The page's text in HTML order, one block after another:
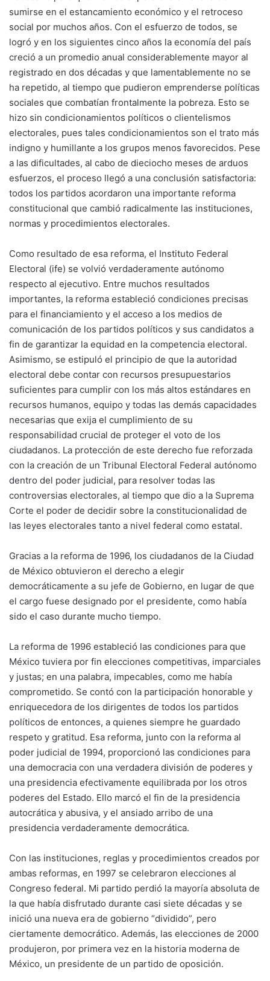
sumirse en el estancamiento económico y el retroceso
social por muchos años. Con el esfuerzo de todos, se
logró y en los siguientes cinco años la economía del país
creció a un promedio anual considerablemente mayor al
registrado en dos décadas y que lamentablemente no se
ha repetido, al tiempo que pudieron emprenderse políticas
sociales que combatían frontalmente la pobreza. Esto se
hizo sin condicionamientos políticos o clientelismos
electorales, pues tales condicionamientos son el trato más
indigno y humillante a los grupos menos favorecidos. Pese
a las dificultades, al cabo de dieciocho meses de arduos
esfuerzos, el proceso llegó a una conclusión satisfactoria:
todos los partidos acordaron una importante reforma
constitucional que cambió radicalmente las instituciones,
normas y procedimientos electorales.
Como resultado de esa reforma, el Instituto Federal
Electoral (ife) se volvió verdaderamente autónomo
respecto al ejecutivo. Entre muchos resultados
importantes, la reforma estableció condiciones precisas
para el financiamiento y el acceso a los medios de
comunicación de los partidos políticos y sus candidatos a
fin de garantizar la equidad en la competencia electoral.
Asimismo, se estipuló el principio de que la autoridad
electoral debe contar con recursos presupuestarios
suficientes para cumplir con los más altos estándares en
recursos humanos, equipo y todas las demás capacidades
necesarias que exija el cumplimiento de su
responsabilidad crucial de proteger el voto de los
ciudadanos. La protección de este derecho fue reforzada
con la creación de un Tribunal Electoral Federal autónomo
dentro del poder judicial, para resolver todas las
controversias electorales, al tiempo que dio a la Suprema
Corte el poder de decidir sobre la constitucionalidad de
las leyes electorales tanto a nivel federal como estatal.
Gracias a la reforma de 1996, los ciudadanos de la Ciudad
de México obtuvieron el derecho a elegir
democráticamente a su jefe de Gobierno, en lugar de que
el cargo fuese designado por el presidente, como había
sido el caso durante mucho tiempo.
La reforma de 1996 estableció las condiciones para que
México tuviera por fin elecciones competitivas, imparciales
y justas; en una palabra, impecables, como me había
comprometido. Se contó con la participación honorable y
enriquecedora de los dirigentes de todos los partidos
políticos de entonces, a quienes siempre he guardado
respeto y gratitud. Esa reforma, junto con la reforma al
poder judicial de 1994, proporcionó las condiciones para
una democracia con una verdadera división de poderes y
una presidencia efectivamente equilibrada por los otros
poderes del Estado. Ello marcó el fin de la presidencia
autocrática y abusiva, y el ansiado arribo de una
presidencia verdaderamente democrática.
Con las instituciones, reglas y procedimientos creados por
ambas reformas, en 1997 se celebraron elecciones al
Congreso federal. Mi partido perdió la mayoría absoluta de
la que había disfrutado durante casi siete décadas y se
inició una nueva era de gobierno “dividido”, pero
ciertamente democrático. Además, las elecciones de 2000
produjeron, por primera vez en la historia moderna de
México, un presidente de un partido de oposición.